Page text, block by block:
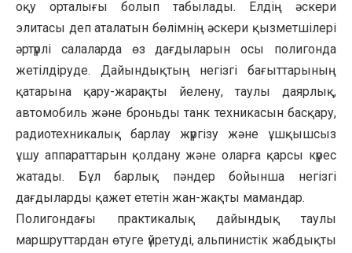
оқу орталығы болып табылады. Елдің әскери
элитасы деп аталатын бөлімнің әскери қызметшілері
әртүрлі салаларда өз дағдыларын осы полигонда
жетілдіруде. Дайындықтың негізгі бағыттарының
қатарына қару-жарақты йелену, таулы даярлық,
автомобиль және броньды танк техникасын басқару,
радиотехникалық барлау жүргізу және ұшқышсыз
ұшу аппараттарын қолдану және оларға қарсы күрес
жатады. Бұл барлық пәндер бойынша негізгі
дағдыларды қажет ететін жан-жақты мамандар.
Полигондағы практикалық дайындық таулы
маршруттардан өтуге үйретуді, альпинистік жабдықты